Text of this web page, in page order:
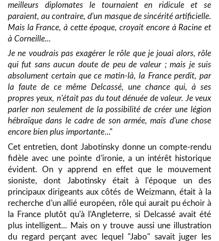
meilleurs diplomates le tournaient en ridicule et se
paraient, au contraire, d'un masque de sincérité artificielle.
Mais la France, à cette époque, croyait encore à Racine et
à Corneille...
Je ne voudrais pas exagérer le rôle que je jouai alors, rôle
qui fut sans aucun doute de peu de valeur ; mais je suis
absolument certain que ce matin-là, la France perdit, par
la faute de ce même Delcassé, une chance qui, à ses
propres yeux, n'était pas du tout dénuée de valeur. Je veux
parler non seulement de la possibilité de créer une légion
hébraïque dans le cadre de son armée, mais d'une chose
encore bien plus importante..."
Cet entretien, dont Jabotinsky donne un compte-rendu
fidèle avec une pointe d'ironie, a un intérêt historique
évident. On y apprend en effet que le mouvement
sioniste, dont Jabotinsky était à l'époque un des
principaux dirigeants aux côtés de Weizmann, était à la
recherche d'un allié européen, rôle qui aurait pu échoir à
la France plutôt qu'à l'Angleterre, si Delcassé avait été
plus intelligent... Mais on y trouve aussi une illustration
du regard perçant avec lequel "Jabo" savait juger les